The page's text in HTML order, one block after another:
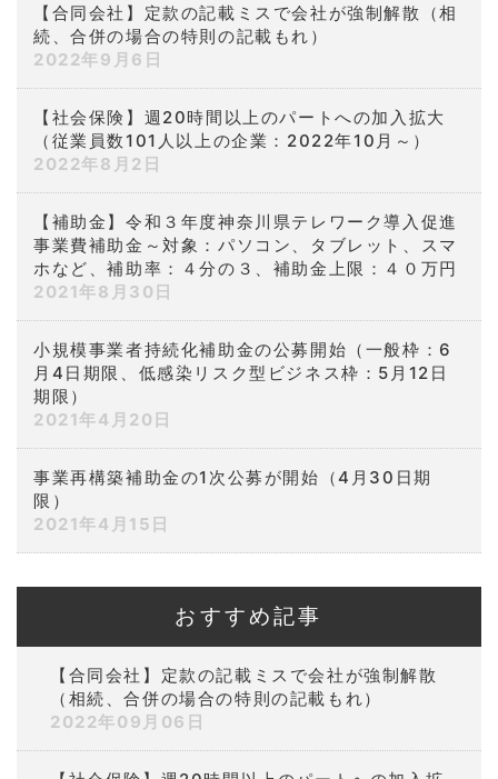
【合同会社】定款の記載ミスで会社が強制解散（相
続、合併の場合の特則の記載もれ）
2022年9月6日
【社会保険】週20時間以上のパートへの加入拡大
（従業員数101人以上の企業：2022年10月～）
2022年8月2日
【補助金】令和３年度神奈川県テレワーク導入促進
事業費補助金～対象：パソコン、タブレット、スマ
ホなど、補助率：４分の３、補助金上限：４０万円
2021年8月30日
小規模事業者持続化補助金の公募開始（一般枠：6
月4日期限、低感染リスク型ビジネス枠：5月12日
期限）
2021年4月20日
事業再構築補助金の1次公募が開始（4月30日期
限）
2021年4月15日
おすすめ記事
【合同会社】定款の記載ミスで会社が強制解散
（相続、合併の場合の特則の記載もれ）
2022年09月06日